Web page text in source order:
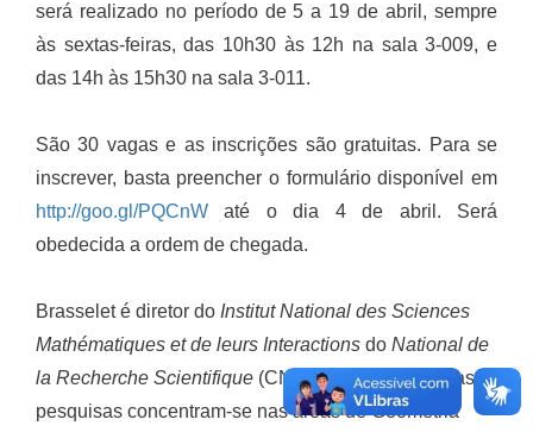
será realizado no período de 5 a 19 de abril, sempre
às sextas-feiras, das 10h30 às 12h na sala 3-009, e
das 14h às 15h30 na sala 3-011.
São 30 vagas e as inscrições são gratuitas. Para se
inscrever, basta preencher o formulário disponível em
http://goo.gl/PQCnW até o dia 4 de abril. Será
obedecida a ordem de chegada.
Brasselet é diretor do Institut National des Sciences
Mathématiques et de leurs Interactions do National de
la Recherche Scientifique (CNRS), na França. Suas
pesquisas concentram-se nas áreas de Geometria